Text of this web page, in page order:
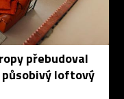
přebudoval
loftový